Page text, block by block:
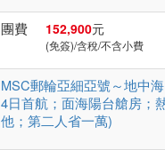
團費 152,900元
(免簽)/含稅/不含小費
MSC郵輪亞細亞號～地中
4日首航；面海陽台艙房；
他；第二人省一萬)